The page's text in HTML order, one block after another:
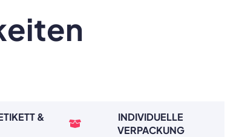
&
INDIVIDUELLE
VERPACKUNG